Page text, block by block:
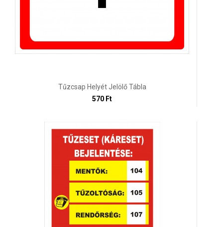
Tűzcsap Helyét Jelölő Tábla
570 Ft